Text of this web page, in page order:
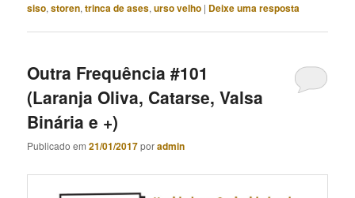
siso,storen,trinca de ases,urso velho | Deixe uma resposta
Outra Frequência #101
(Laranja Oliva, Catarse, Valsa
Binária e +)
Publicado em21/01/2017poradmin